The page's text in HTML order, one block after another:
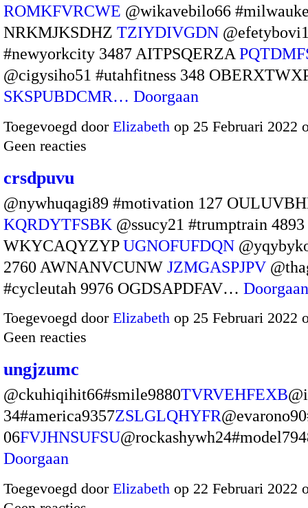
ROMKFVRCWE @wikavebilo66
NRKMJKSDHZ TZIYDIVGDN
#newyorkcity 3487 AITPSQERZA
@cigysiho51 #utahfitness 348
SKSPUBDCMR… Doorgaan
Toegevoegd door Elizabeth op 25 Februari 2022
Geen reacties
crsdpuvu
@nywhuqagi89 #motivation 127
KQRDYTFSBK @ssucy21 #trumptrain 4893
WKYCAQYZYPUGNOFUFDQN
2760 AWNANVCUNW JZMGASPJPV
#cycleutah 9976 OGDSAPDFAV… Doorgaan
Toegevoegd door Elizabeth op 25 Februari 2022
Geen reacties
ungjzumc
@ckuhiqihit66#smile9880TVRVEHFEXB
34#america9357ZSLGLQHYFR
06FVJHNSUFSU
Doorgaan
Toegevoegd door Elizabeth op 22 Februari 2022